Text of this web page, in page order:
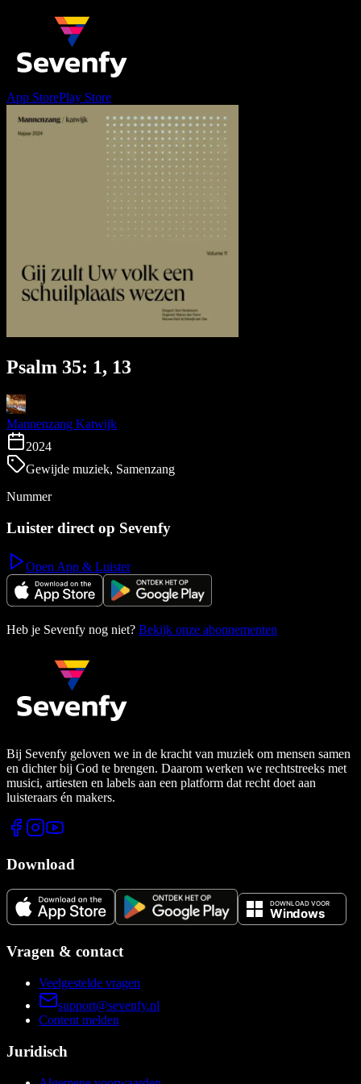
App StorePlay Store
Psalm 35: 1, 13
Mannenzang Katwijk
2024
Gewijde muziek, Samenzang
Nummer
Luister direct op Sevenfy
Open App & Luister
Heb je Sevenfy nog niet? Bekijk onze abonnementen
Bij Sevenfy geloven we in de kracht van muziek om mensen samen
en dichter bij God te brengen. Daarom werken we rechtstreeks met
musici, artiesten en labels aan een platform dat recht doet aan
luisteraars én makers.
Download
Vragen & contact
Veelgestelde vragen
support@sevenfy.nl
Content melden
Juridisch